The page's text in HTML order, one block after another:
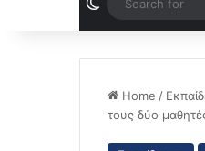
Home /
τους δύο